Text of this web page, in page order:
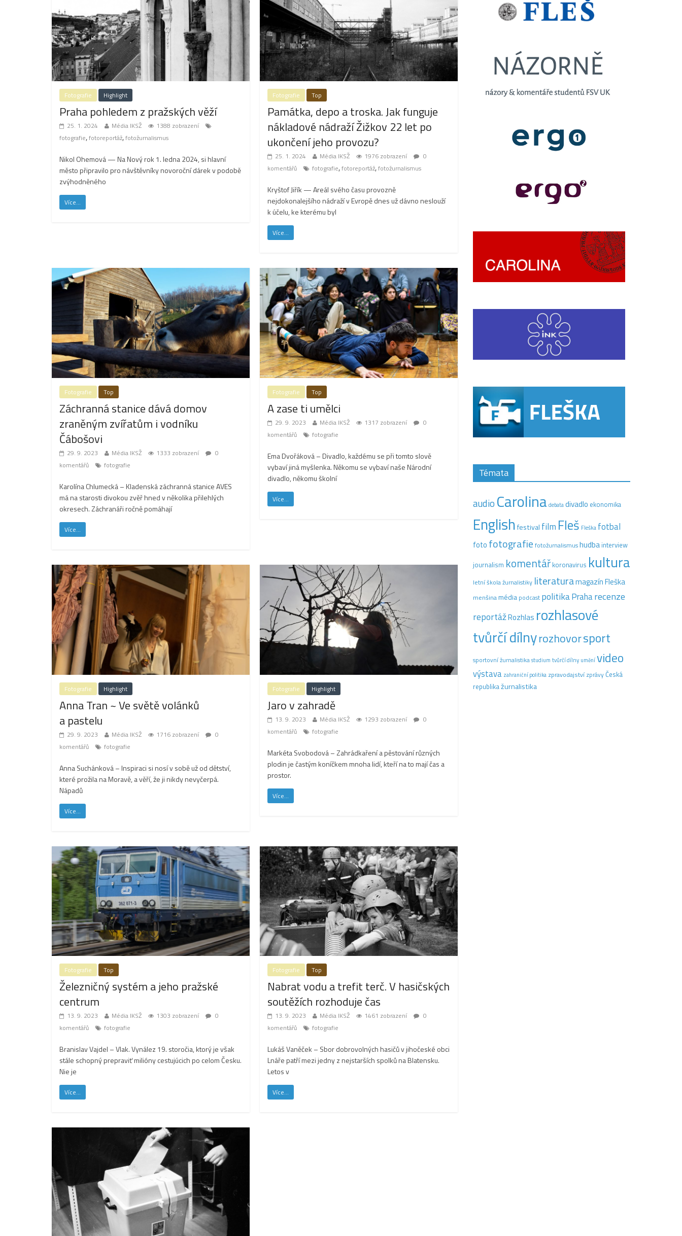
Fotografie Highlight
Praha pohledem z pražských věží
25. 1. 2024 Média IKSŽ
1388 zobrazení
fotografie,fotoreportáž,fotožurnalismus
Nikol Ohemová — Na Nový rok 1. ledna 2024, si hlavní
město připravilo pro návštěvníky novoroční dárek v podobě
zvýhodněného
Více...
Fotografie Top
Památka, depo a troska. Jak funguje
nákladové nádraží Žižkov 22 let po
ukončení jeho provozu?
25. 1. 2024 Média IKSŽ 1976 zobrazení
0
komentářů
fotografie,fotoreportáž,fotožurnalismus
Kryštof Jiřík — Areál svého času provozně
nejdokonalejšího nádraží v Evropě dnes už dávno neslouží
k účelu, ke kterému byl
Více...
Fotografie Top
Záchranná stanice dává domov
zraněným zvířatům i vodníku
Čábošovi
29. 9. 2023 Média IKSŽ 1333 zobrazení
0
komentářů
fotografie
Karolína Chlumecká – Kladenská záchranná stanice AVES
má na starosti divokou zvěř hned v několika přilehlých
okresech. Záchranáři ročně pomáhají
Více...
Fotografie Top
A zase ti umělci
29. 9. 2023 Média IKSŽ 1317 zobrazení
0
komentářů
fotografie
Ema Dvořáková – Divadlo, každému se při tomto slově
vybaví jiná myšlenka. Někomu se vybaví naše Národní
divadlo, někomu školní
Více...
Fotografie Highlight
Anna Tran ~ Ve světě volánků
a pastelu
29. 9. 2023 Média IKSŽ 1716 zobrazení
0
komentářů
fotografie
Anna Suchánková – Inspiraci si nosí v sobě už od dětství,
které prožila na Moravě, a věří, že ji nikdy nevyčerpá.
Nápadů
Více...
Fotografie Highlight
Jaro v zahradě
13. 9. 2023 Média IKSŽ 1293 zobrazení
0
komentářů
fotografie
Markéta Svobodová – Zahrádkaření a pěstování různých
plodin je častým koníčkem mnoha lidí, kteří na to mají čas a
prostor.
Více...
Fotografie Top
Železničný systém a jeho pražské
centrum
13. 9. 2023 Média IKSŽ 1303 zobrazení
0
komentářů
fotografie
Branislav Vajdel – Vlak. Vynález 19. storočia, ktorý je však
stále schopný prepraviť milióny cestujúcich po celom Česku.
Nie je
Více...
Fotografie Top
Nabrat vodu a trefit terč. V hasičských
soutěžích rozhoduje čas
13. 9. 2023 Média IKSŽ 1461 zobrazení
0
komentářů
fotografie
Lukáš Vaněček – Sbor dobrovolných hasičů v jihočeské obci
Lnáře patří mezi jedny z nejstarších spolků na Blatensku.
Letos v
Více...
Témata
audio Carolina debatadivadlo ekonomika
Englishfestival film Fleš Fleška fotbal
foto fotografie fotožurnalismushudba interview
journalism komentář koronavirus kultura
letní škola žurnalistiky literaturamagazín Fleška
menšinamédia podcast politikaPraharecenze
reportážRozhlas rozhlasové
tvůrčí dílnyrozhovorsport
sportovní žurnalistikastudium tvůrčí dílny uměnívideo
výstava zahraniční politika zpravodajství zprávyČeská
republikažurnalistika